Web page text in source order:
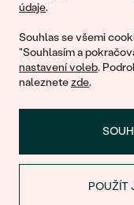
údaje.
Souhlas se všemi
"Souhlasím a
nastavení voleb.
naleznetezde.
POUŽÍT
© 2011 - 2026, Eppi.cz